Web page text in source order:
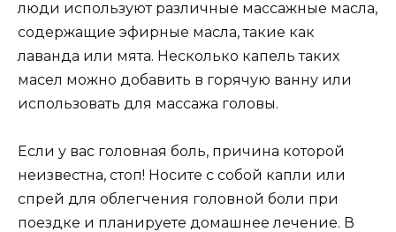
люди используют различные массажные масла,
содержащие эфирные масла, такие как
лаванда или мята. Несколько капель таких
масел можно добавить в горячую ванну или
использовать для массажа головы.
Если у вас головная боль, причина которой
неизвестна, стоп! Носите с собой капли или
спрей для облегчения головной боли при
поездке и планируете домашнее лечение. В